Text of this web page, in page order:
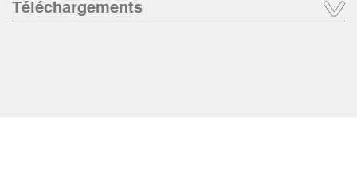
Téléchargements